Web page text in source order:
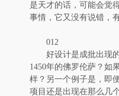
是天才的话，可能会觉
事情，它又没有说错，
012
好设计是成批出现的
1450年的佛罗伦萨？如
样？另一个例子是，即
项目还是出现在那么几